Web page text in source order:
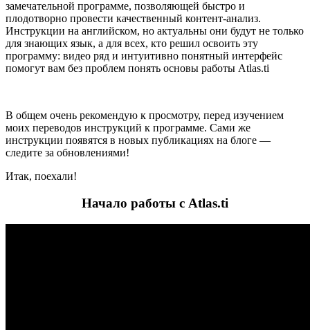
замечательной программе, позволяющей быстро и
плодотворно провести качественный контент-анализ.
Инструкции на английском, но актуальны они будут не только
для знающих язык, а для всех, кто решил освоить эту
программу: видео ряд и интуитивно понятный интерфейс
помогут вам без проблем понять основы работы Atlas.ti
В общем очень рекомендую к просмотру, перед изучением
моих переводов инструкций к программе. Сами же
инструкции появятся в новых публикациях на блоге —
следите за обновлениями!
Итак, поехали!
Начало работы с Atlas.ti